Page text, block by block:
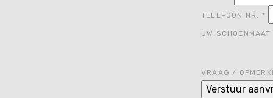
TELEFOON NR. *
UW SCHOENMAAT
VRAAG /